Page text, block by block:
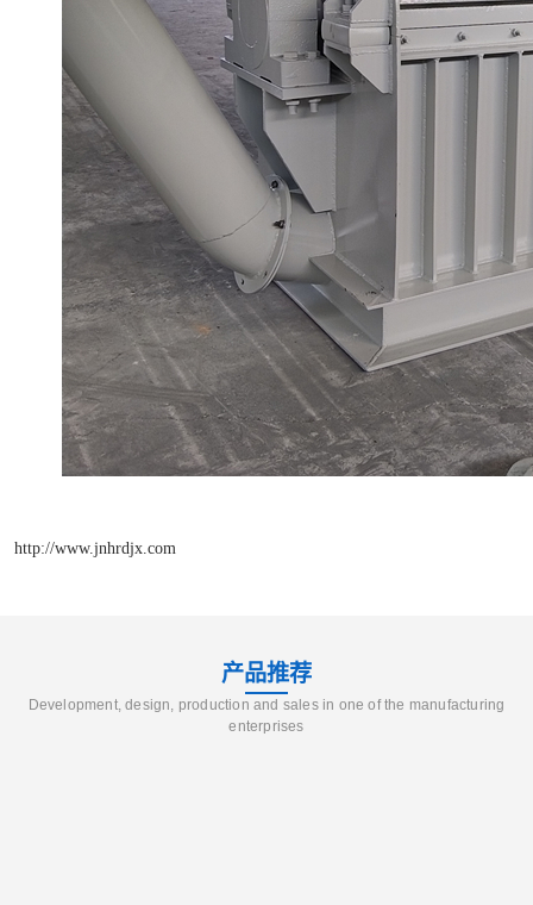
http://www.jnhrdjx.com
产品推荐
Development, design, production and sales in one of the manufacturing
enterprises